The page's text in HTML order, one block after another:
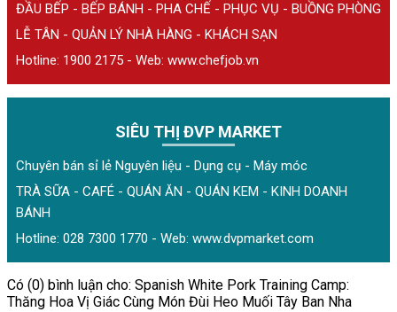
ĐẦU BẾP - BẾP BÁNH - PHA CHẾ - PHỤC VỤ - BUỒNG PHÒNG
LỄ TÂN - QUẢN LÝ NHÀ HÀNG - KHÁCH SẠN
Hotline: 1900 2175 - Web: www.chefjob.vn
SIÊU THỊ ĐVP MARKET
Chuyên bán sỉ lẻ Nguyên liệu - Dụng cụ - Máy móc
TRÀ SỮA - CAFÉ - QUÁN ĂN - QUÁN KEM - KINH DOANH
BÁNH
Hotline: 028 7300 1770 - Web: www.dvpmarket.com
Có (0) bình luận cho: Spanish White Pork Training Camp:
Thăng Hoa Vị Giác Cùng Món Đùi Heo Muối Tây Ban Nha